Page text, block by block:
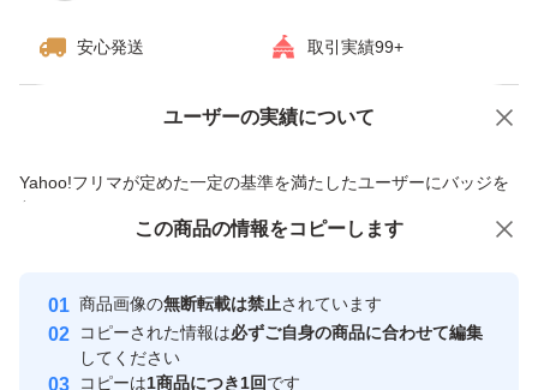
安心発送 取引実績99+
ユーザーの実績について
Yahoo!フリマが定めた一定の基準を満たしたユーザーにバッジを
付与しています
安心取引出品者
心・安全なユーザーです
取引実績
価格の相談 商品への質問
この商品の情報をコピーします
商品画像の無断転載は禁止されています
コピーされた情報は必ずご自身の商品に合わせて編集
してください
コピーは1商品につき1回です
この商品をみている人にオススメ